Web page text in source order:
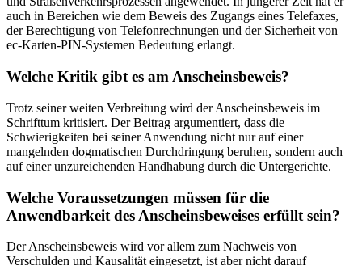
auch in Bereichen wie dem Beweis des Zugangs eines Telefaxes,
der Berechtigung von Telefonrechnungen und der Sicherheit von
ec-Karten-PIN-Systemen Bedeutung erlangt.
Welche Kritik gibt es am Anscheinsbeweis?
Trotz seiner weiten Verbreitung wird der Anscheinsbeweis im
Schrifttum kritisiert. Der Beitrag argumentiert, dass die
Schwierigkeiten bei seiner Anwendung nicht nur auf einer
mangelnden dogmatischen Durchdringung beruhen, sondern auch
auf einer unzureichenden Handhabung durch die Untergerichte.
Welche Voraussetzungen müssen für die
Anwendbarkeit des Anscheinsbeweises erfüllt sein?
Der Anscheinsbeweis wird vor allem zum Nachweis von
Verschulden und Kausalität eingesetzt, ist aber nicht darauf